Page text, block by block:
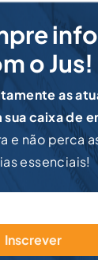
o Jus!
as
sua caixa de
e não perca
essenciais!
Inscrever